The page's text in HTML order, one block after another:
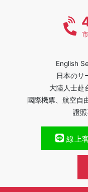
English
日本の
大陸人士赴
國際機票、航空自
證
線上